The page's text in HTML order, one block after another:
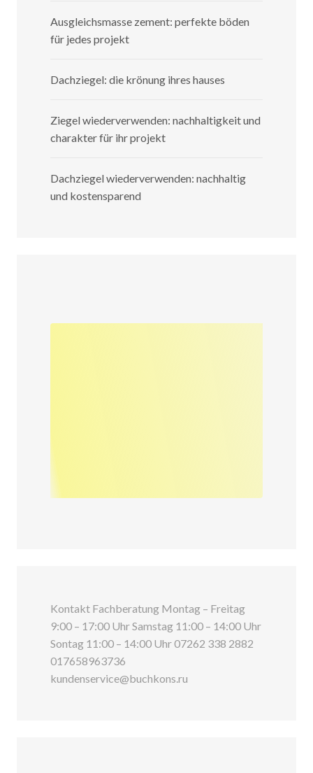
Ausgleichsmasse zement: perfekte böden
für jedes projekt
Dachziegel: die krönung ihres hauses
Ziegel wiederverwenden: nachhaltigkeit und
charakter für ihr projekt
Dachziegel wiederverwenden: nachhaltig
und kostensparend
Kontakt Fachberatung Montag – Freitag
9:00 – 17:00 Uhr Samstag 11:00 – 14:00 Uhr
Sontag 11:00 – 14:00 Uhr 07262 338 2882
017658963736
kundenservice@buchkons.ru